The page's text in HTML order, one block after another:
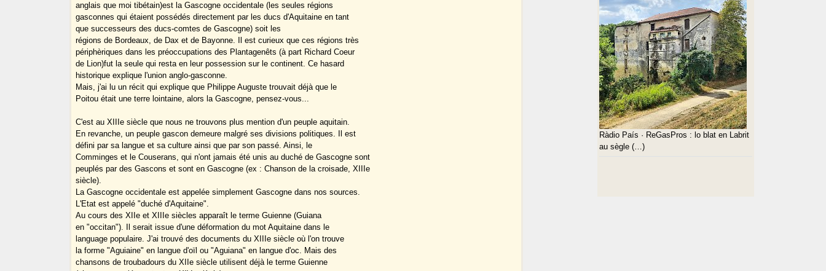
anglais que moi tibétain)est la Gascogne occidentale (les seules régions
gasconnes qui étaient possédés directement par les ducs d'Aquitaine en tant
que successeurs des ducs-comtes de Gascogne) soit les
régions de Bordeaux, de Dax et de Bayonne. Il est curieux que ces régions très
périphèriques dans les préoccupations des Plantagenêts (à part Richard Coeur
de Lion)fut la seule qui resta en leur possession sur le continent. Ce hasard
historique explique l'union anglo-gasconne.
Mais, j'ai lu un récit qui explique que Philippe Auguste trouvait déjà que le
Poitou était une terre lointaine, alors la Gascogne, pensez-vous...
C'est au XIIIe siècle que nous ne trouvons plus mention d'un peuple aquitain.
En revanche, un peuple gascon demeure malgré ses divisions politiques. Il est
défini par sa langue et sa culture ainsi que par son passé. Ainsi, le
Comminges et le Couserans, qui n'ont jamais été unis au duché de Gascogne sont
peuplés par des Gascons et sont en Gascogne (ex : Chanson de la croisade, XIIIe
siècle).
La Gascogne occidentale est appelée simplement Gascogne dans nos sources.
L'Etat est appelé "duché d'Aquitaine".
Au cours des XIIe et XIIIe siècles apparaît le terme Guienne (Guiana
en "occitan"). Il serait issue d'une déformation du mot Aquitaine dans le
language populaire. J'ai trouvé des documents du XIIIe siècle où l'on trouve
la forme "Aguiaine" en langue d'oïl ou "Aguiana" en langue d'oc. Mais des
chansons de troubadours du XIIe siècle utilisent déjà le terme Guienne
Ràdio País · ReGasPros : lo blat en Labrit
au sègle (…)